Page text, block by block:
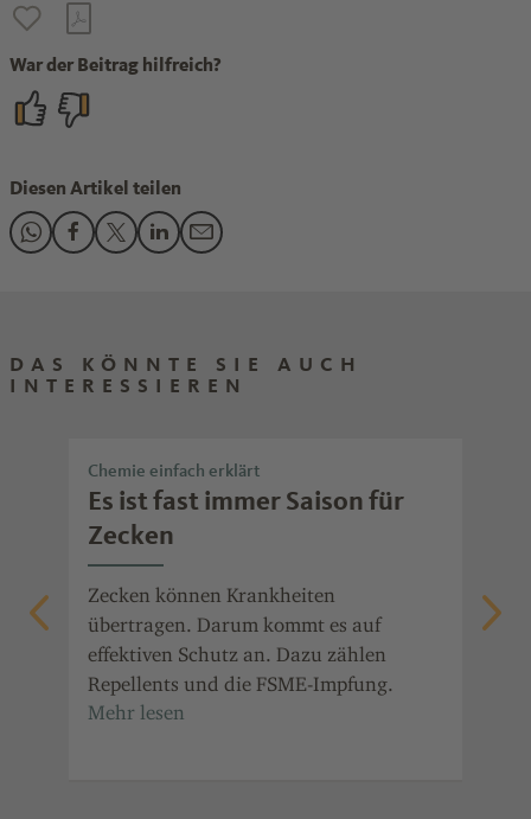
War der Beitrag hilfreich?
Diesen Artikel teilen
Den Beitrag "Halsweh, Kopfweh, Husten: Corona oder
Den Beitrag "Halsweh, Kopfweh, Husten: Corona oder
Den Beitrag "Halsweh, Kopfweh, Husten: Corona
Den Beitrag "Halsweh, Kopfweh, Husten:
Den Beitrag "Halsweh, Kopfweh,
DAS KÖNNTE SIE AUCH
INTERESSIEREN
Chemie einfach erklärt
Es ist fast immer Saison für
Zecken
Zecken können Krankheiten
übertragen. Darum kommt es auf
effektiven Schutz an. Dazu zählen
Repellents und die FSME-Impfung.